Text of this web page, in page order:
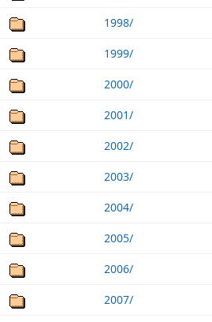
1998/
1999/
2000/
2001/
2002/
2003/
2004/
2005/
2006/
2007/